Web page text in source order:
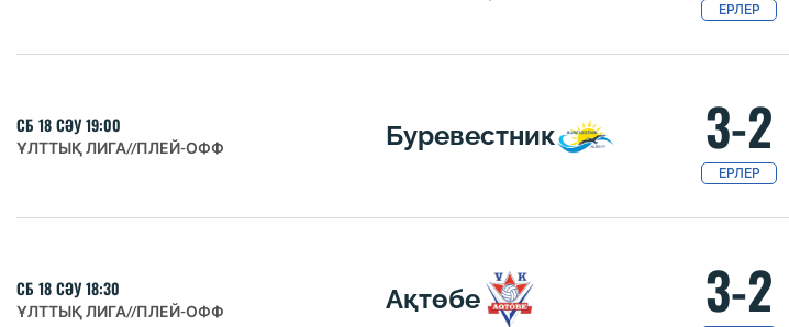
ЕРЛЕР
СБ 18 СӘУ 19:00
ҰЛТТЫҚ ЛИГА//ПЛЕЙ-ОФФ Буревестник 3-2
ЕРЛЕР
СБ 18 СӘУ 18:30
ҰЛТТЫҚ ЛИГА//ПЛЕЙ-ОФФ Ақтөбе 3-2